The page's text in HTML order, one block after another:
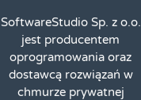
SoftwareStudio Sp. z o.o.
jest producentem
oprogramowania oraz
dostawcą rozwiązań w
chmurze prywatnej